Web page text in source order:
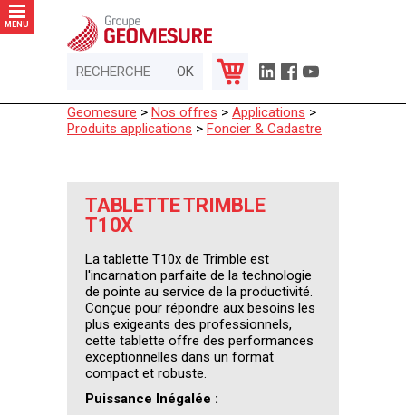
MENU
Geomesure > Nos offres > Applications >
Produits applications > Foncier & Cadastre
TABLETTE TRIMBLE
T10X
La tablette T10x de Trimble est
l'incarnation parfaite de la technologie
de pointe au service de la productivité.
Conçue pour répondre aux besoins les
plus exigeants des professionnels,
cette tablette offre des performances
exceptionnelles dans un format
compact et robuste.
Puissance Inégalée :
Panneau de gestion des cookies